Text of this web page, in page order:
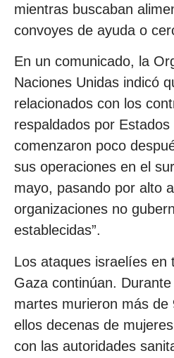
mientras buscaban
convoyes de ayuda o
En un comunicado, la
Naciones Unidas indicó
relacionados con los
respaldados por Estados
comenzaron poco
sus operaciones en el
mayo, pasando por alto
organizaciones no
establecidas”.
Los ataques israelíes en
Gaza continúan.
martes murieron más de
ellos decenas de
con las autoridades